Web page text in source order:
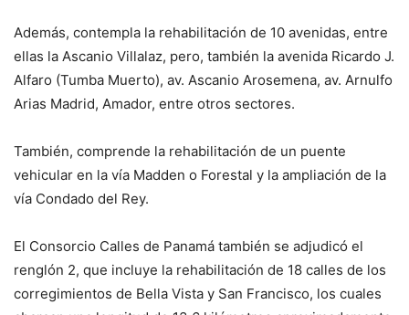
Además, contempla la rehabilitación de 10 avenidas, entre
ellas la Ascanio Villalaz, pero, también la avenida Ricardo J.
Alfaro (Tumba Muerto), av. Ascanio Arosemena, av. Arnulfo
Arias Madrid, Amador, entre otros sectores.
También, comprende la rehabilitación de un puente
vehicular en la vía Madden o Forestal y la ampliación de la
vía Condado del Rey.
El Consorcio Calles de Panamá también se adjudicó el
renglón 2, que incluye la rehabilitación de 18 calles de los
corregimientos de Bella Vista y San Francisco, los cuales